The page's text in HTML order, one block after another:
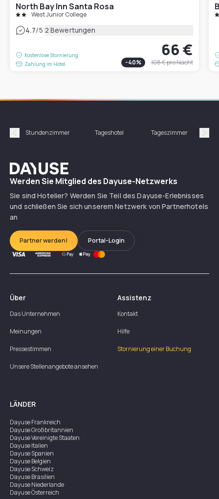
North Bay Inn Santa Rosa
West Junior College
4.7/5|2 Bewertungen
Kostenlose Stornierung
Zahlung im Hotel
66 €
-40% 108 €pro Nacht
Précédent
Stundenzimmer Tageshotel Tageszimmer
Dayuse
Werden Sie Mitglied des Dayuse-Netzwerks
Sie sind Hotelier? Werden Sie Teil des Dayuse-Erlebnisses
und schließen Sie sich unserem Netzwerk von Partnerhotels
an
Partner werden! Portal-Login
Über
Das Unternehmen
Meinungen
Pressestimmen
Unsere Stellenangebote ansehen
Assistenz
Kontakt
Hilfe
Stornierung einer Buchung
LÄNDER
DayuseFrankreich
DayuseGroßbritannien
DayuseVereinigte Staaten
DayuseItalien
DayuseSpanien
DayuseBelgien
DayuseSchweiz
DayuseBrasilien
DayuseNiederlande
DayuseÖsterreich